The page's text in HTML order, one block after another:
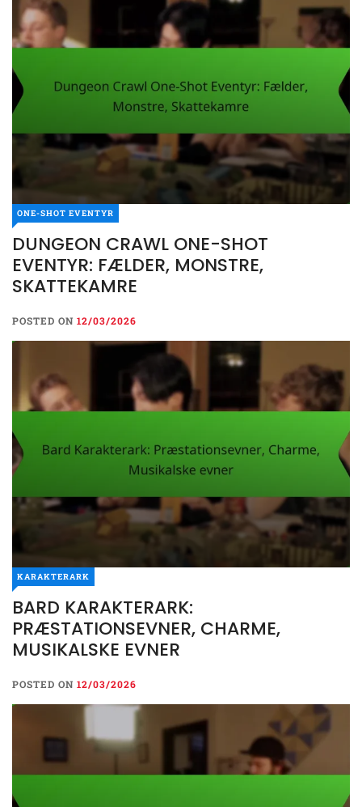
ONE-SHOT EVENTYR
DUNGEON CRAWL ONE-SHOT
EVENTYR: FÆLDER, MONSTRE,
SKATTEKAMRE
POSTED ON 12/03/2026
KARAKTERARK
BARD KARAKTERARK:
PRÆSTATIONSEVNER, CHARME,
MUSIKALSKE EVNER
POSTED ON 12/03/2026